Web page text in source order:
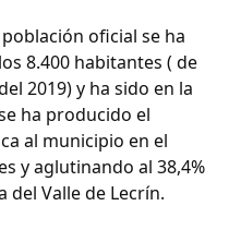
oficial se ha
8.400 habitantes ( de
2019) y ha sido en la
ha producido el
al municipio en el
y aglutinando al 38,4%
del Valle de Lecrín.